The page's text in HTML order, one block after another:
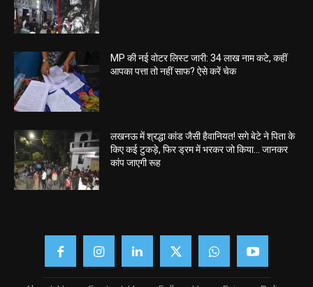
MP की नई वोटर लिस्ट जारी: 34 लाख नाम कटे, कहीं
आपका पत्ता तो नहीं साफ? ऐसे करें चेक
लखनऊ में श्रद्धा कांड जैसी हैवानियत! सगे बेटे ने पिता के
किए कई टुकड़े, फिर ड्रम में भरकर जो किया… जानकर
कांप जाएगी रूह